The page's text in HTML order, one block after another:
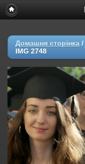
Домашня сторінка /
IMG 2748